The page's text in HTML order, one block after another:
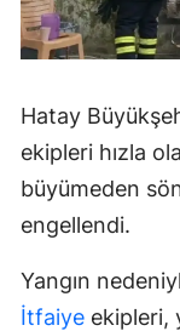
Hatay
ekipleri hızla
büyümeden
engellendi.
Yangın
İtfaiye ekipleri,